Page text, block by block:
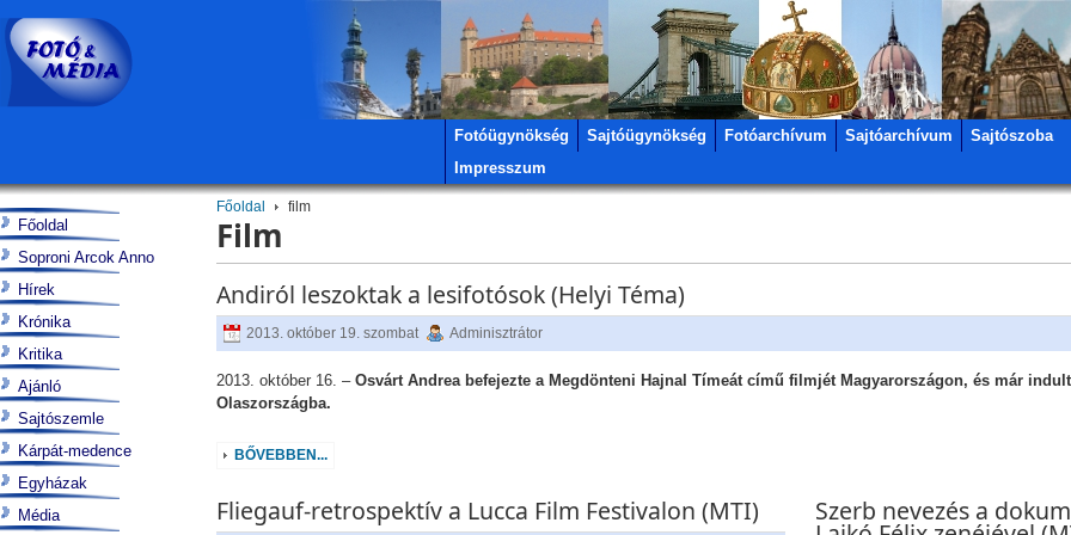
Fotóügynökség Sajtóügynökség Fotóarchívum Sajtóarchívum
Sajtószoba
Impresszum
Főoldal film
Film
Andiról leszoktak a lesifotósok (Helyi Téma)
2013. október 19. szombat Adminisztrátor
2013. október 16. –Osvárt Andrea befejezte a Megdönteni Hajnal Tímeát című filmjét Magyarországon, és már
Olaszországba.
BŐVEBBEN...
Fliegauf-retrospektív a Lucca Film Festivalon (MTI) Szerb nevezés a
Főoldal
Soproni Arcok Anno
Hírek
Krónika
Kritika
Ajánló
Sajtószemle
Kárpát-medence
Egyházak
Média